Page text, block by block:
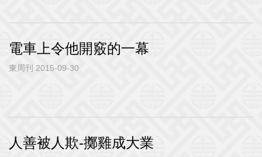
電車上令他開竅的一幕
東周刊 2015-09-30
人善被人欺-擲雞成大業